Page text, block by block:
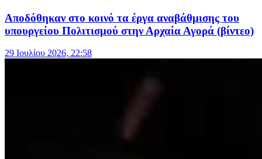
Αποδόθηκαν στο κοινό τα έργα αναβάθμισης του
υπουργείου Πολιτισμού στην Αρχαία Αγορά (βίντεο)
29 Ιουλίου 2026, 22:58